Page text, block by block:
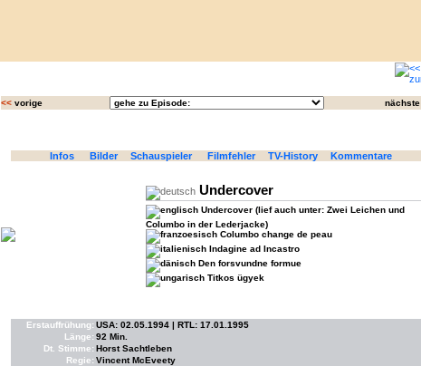
<<vorige nächste
Infos Bilder Schauspieler Filmfehler TV-History Kommentare
Undercover
Undercover (lief auch unter: Zwei Leichen und
Columbo in der Lederjacke)
Columbo change de peau
Indagine ad Incastro
Den forsvundne formue
Titkos ügyek
Erstauffrühung: USA: 02.05.1994 | RTL: 17.01.1995
Länge: 92 Min.
Dt. Stimme: Horst Sachtleben
Regie: Vincent McEveety